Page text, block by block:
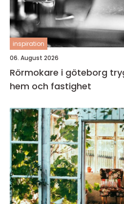
inspiration
06. August 2026
Rörmokare i göteborg trygg vvs-hjälp för
hem och fastighet